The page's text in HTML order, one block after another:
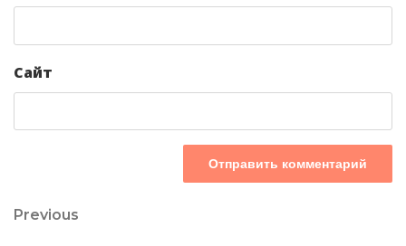
Сайт
Навигация
Предыдущий
Previous